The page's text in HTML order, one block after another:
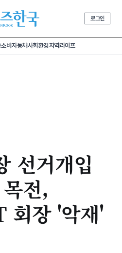
로그인
소비 자동차사회환경지역라이프
선거개입
전,
회장 '악재'